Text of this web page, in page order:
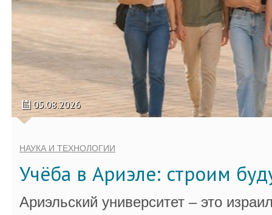
05.08.2026
НАУКА И ТЕХНОЛОГИИ
Учёба в Ариэле: строим
Ариэльский университет – это